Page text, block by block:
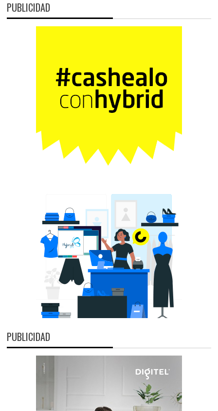
PUBLICIDAD
PUBLICIDAD